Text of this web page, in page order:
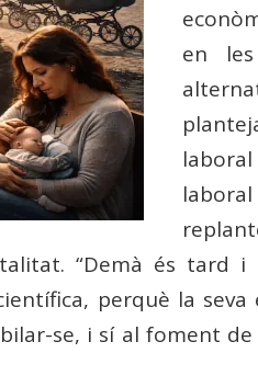
en
“Demà és tard
perquè la
se, i sí al foment